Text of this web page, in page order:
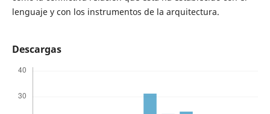
lenguaje y con los instrumentos de la arquitectura.
Descargas